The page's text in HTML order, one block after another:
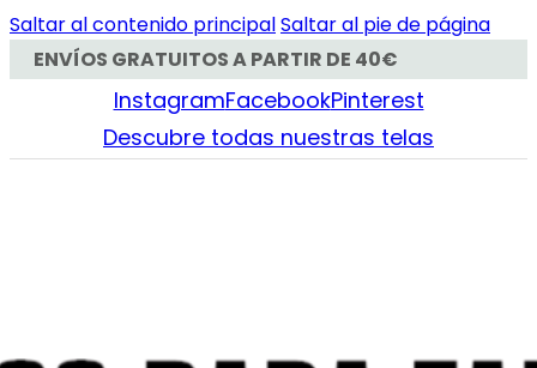
Saltar al contenido principalSaltar al pie de página
ENVÍOS GRATUITOS A PARTIR DE 40€
InstagramFacebookPinterest
Descubre todas nuestras telas